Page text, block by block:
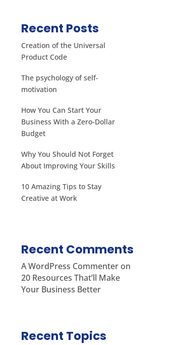
Vivamus sit amet ultrices
nibh, faucibus consectetur
diam. In rutrum, metus id
Recent Posts
Creation of the Universal
Product Code
The psychology of self-
motivation
How You Can Start Your
Business With a Zero-Dollar
Budget
Why You Should Not Forget
About Improving Your Skills
10 Amazing Tips to Stay
Creative at Work
Recent Comments
A WordPress Commenteron
20 Resources That’ll Make
Your Business Better
Recent Topics